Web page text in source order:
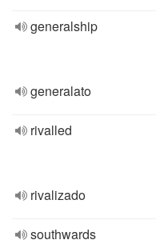
generalship
generalato
rivalled
rivalizado
southwards